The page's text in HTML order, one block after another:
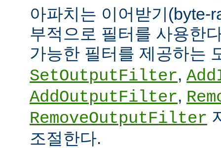
아파치는 이어받기(byte-
부적으로 필터를 사용한
가능한 필터를 제공하는
SetOutputFilter,
AddOutputFilter,
RemoveOutputFilter
조절한다.